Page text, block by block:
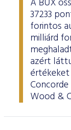
A BUX
37233
forintos
milliárd
azért
értékeket
Wood &